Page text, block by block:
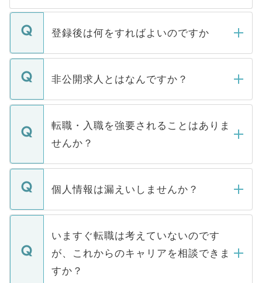
登録後は何をすればよいのですか
ご登録いただきましたら、弊社担当者がご
登録内容を確認し、その後メールもしくは
ます。通常、5営業日以内にはご連絡をせて
いただきますので、しばらくお待ちくださ
い。
非公開求人とはなんですか？
マイナビDOCTORで取り扱っている求人の
うち約3割は、Webサイトからご覧いただ
けない「非公開求人」です。非公開求人は
下記の理由によって、一般には公開してい
ません。
■応募殺到を避けるため 人気のある医療機
関を公にしてしまうと、応募が殺到する場
に、医療機関が求める条件に合った人材の
みを人材紹介会社に依頼するケースが増え
ています。
転職・入職を強要されることはありま
せんか？
転職・入職を強要することは一切ありませ
ん。また、仮に応募先から内定をいただい
定を承諾する必要はありません。内定先へ
の辞退の連絡はキャリアパートナーが行い
ますので、ご安心ください。
個人情報は漏えいしませんか？
個人情報が漏えいすることはありませんの
で、ご安心ください。当サイトからの登録
などで収集したご登録者様の個人情報は、
ご本人のキャリアアップおよび転職活動の
支援を目的に使用いたします。お預かりし
いますぐ転職は考えていないのです
が、これからのキャリアを相談できま
すか？